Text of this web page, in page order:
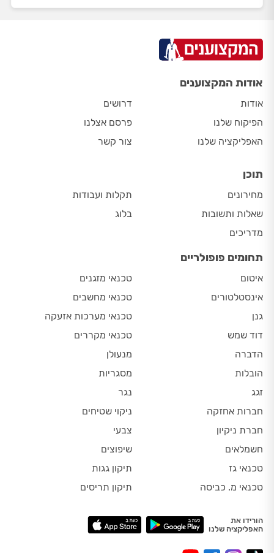
אודות המקצוענים
אודות
הפיקוח שלנו
האפליקציה שלנו
דרושים
פרסם אצלנו
צור קשר
תוכן
מחירונים
שאלות ותשובות
מדריכים
תקלות ועבודות
בלוג
תחומים פופולריים
איטום
אינסטלטורים
גנן
דוד שמש
הדברה
הובלות
זגג
חברות אחזקה
חברת ניקיון
חשמלאים
טכנאי גז
טכנאי מ. כביסה
טכנאי מזגנים
טכנאי מחשבים
טכנאי מערכות אזעקה
טכנאי מקררים
מנעולן
מסגריות
נגר
ניקוי שטיחים
צבעי
שיפוצים
תיקון גגות
תיקון תריסים
הורידו את
האפליקציה שלנו